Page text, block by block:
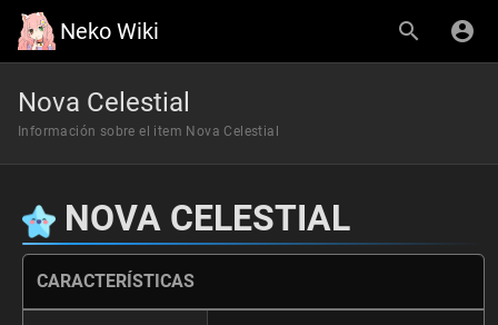
Neko Wiki
Nova Celestial
Información sobre el item Nova Celestial
NOVA CELESTIAL
CARACTERÍSTICAS